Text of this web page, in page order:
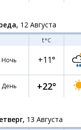
12 Августа
t°C
Ночь +11°
День +22°
13 Августа